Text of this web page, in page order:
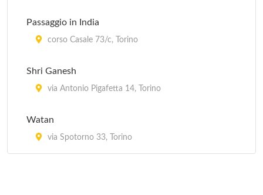
Passaggio in India
corso Casale 73/c, Torino
Shri Ganesh
via Antonio Pigafetta 14, Torino
Watan
via Spotorno 33, Torino